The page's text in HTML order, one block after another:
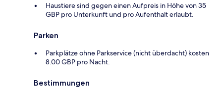
Haustiere sind gegen einen Aufpreis in Höhe von 35
GBP pro Unterkunft und pro Aufenthalt erlaubt.
Parken
Parkplätze ohne Parkservice (nicht überdacht) kosten
8.00 GBP pro Nacht.
Bestimmungen